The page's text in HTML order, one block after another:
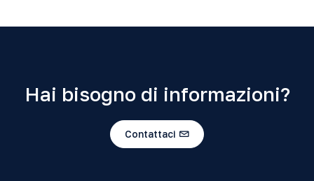
Hai bisogno di informazioni?
Contattaci